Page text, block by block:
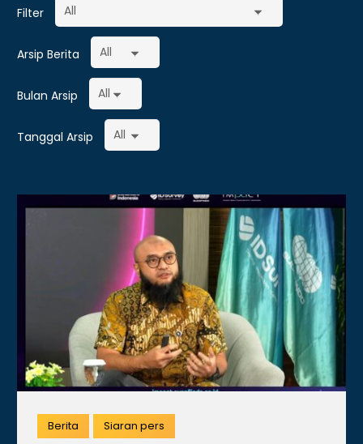
Filter
Arsip Berita
Bulan Arsip
Tanggal Arsip
Berita Siaran pers